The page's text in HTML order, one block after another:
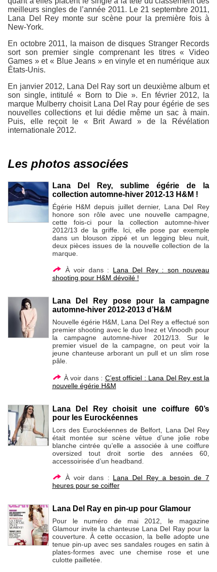
meilleurs singles de l’année 2011. Le 21 septembre 2011,
Lana Del Rey monte sur scène pour la première fois à
New-York.
En octobre 2011, la maison de disques Stranger Records
sort son premier single comprenant les titres « Video
Games » et « Blue Jeans » en vinyle et en numérique aux
États-Unis.
En janvier 2012, Lana Del Ray sort un deuxième album et
son single, intitulé « Born to Die ». En février 2012, la
marque Mulberry choisit Lana Del Ray pour égérie de ses
nouvelles collections et lui dédie même un sac à main.
Puis, elle reçoit le « Brit Award » de la Révélation
internationale 2012.
Les photos associées
Lana Del Rey, sublime égérie de la
collection automne-hiver 2012-13 H&M !
Égérie H&M depuis juillet dernier, Lana Del Rey
honore son rôle avec une nouvelle campagne,
cette fois-ci pour la collection automne-hiver
2012/13 de la griffe. Ici, elle pose par exemple
dans un blouson zippé et un legging bleu nuit,
deux pièces issues de la nouvelle collection de la
marque.
À voir dans : Lana Del Rey : son nouveau
shooting pour H&M dévoilé !
Lana Del Rey pose pour la campagne
automne-hiver 2012-2013 d’H&M
Nouvelle égérie H&M, Lana Del Rey a effectué son
premier shooting avec le duo Inez et Vinoodh pour
la campagne automne-hiver 2012/13. Sur le
premier visuel de la campagne, on peut voir la
jeune chanteuse arborant un pull et un slim rose
pâle.
À voir dans : C’est officiel : Lana Del Rey est la
nouvelle égérie H&M
Lana Del Rey choisit une coiffure 60’s
pour les Eurockéennes
Lors des Eurockéennes de Belfort, Lana Del Rey
était montée sur scène vêtue d’une jolie robe
blanche cintrée qu’elle a associée à une coiffure
oversized tout droit sortie des années 60,
accessoirisée d’un headband.
À voir dans : Lana Del Rey a besoin de 7
heures pour se coiffer
Lana Del Ray en pin-up pour Glamour
Pour le numéro de mai 2012, le magazine
Glamour invite la chanteuse Lana Del Ray pour la
couverture. À cette occasion, la belle adopte une
tenue pin-up avec ses sandales rouges en satin à
plates-formes avec une chemise rose et une
culotte pailletée.